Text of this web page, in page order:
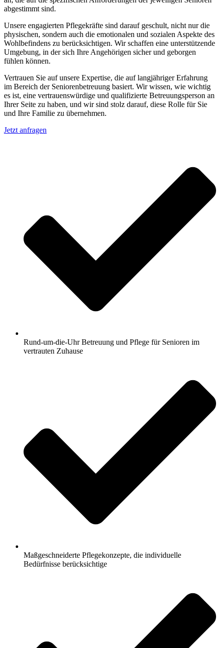
abgestimmt sind.
Unsere engagierten Pflegekräfte sind darauf geschult, nicht nur die
physischen, sondern auch die emotionalen und sozialen Aspekte des
Wohlbefindens zu berücksichtigen. Wir schaffen eine unterstützende
Umgebung, in der sich Ihre Angehörigen sicher und geborgen
fühlen können.
Vertrauen Sie auf unsere Expertise, die auf langjähriger Erfahrung
im Bereich der Seniorenbetreuung basiert. Wir wissen, wie wichtig
es ist, eine vertrauenswürdige und qualifizierte Betreuungsperson an
Ihrer Seite zu haben, und wir sind stolz darauf, diese Rolle für Sie
und Ihre Familie zu übernehmen.
Jetzt anfragen
Rund-um-die-Uhr Betreuung und Pflege für Senioren im
vertrauten Zuhause
Maßgeschneiderte Pflegekonzepte, die individuelle
Bedürfnisse berücksichtige